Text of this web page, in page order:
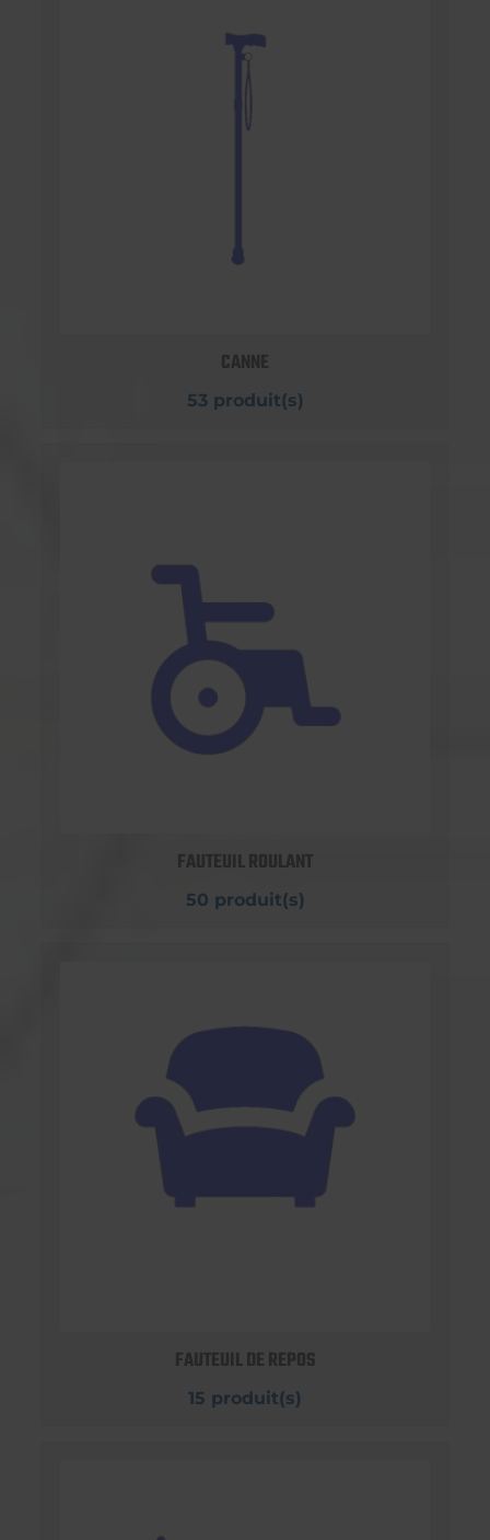
CANNE
53 produit(s)
FAUTEUIL ROULANT
50 produit(s)
FAUTEUIL DE REPOS
15 produit(s)